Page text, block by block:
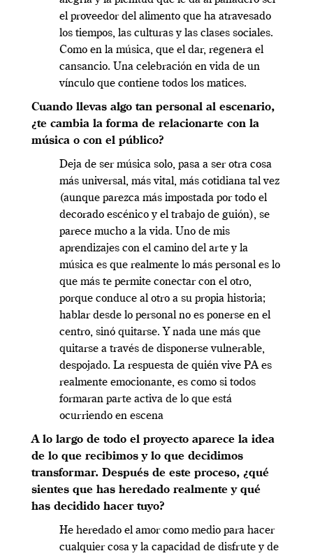
el proveedor del alimento que ha atravesado
los tiempos, las culturas y las clases sociales.
Como en la música, que el dar, regenera el
cansancio. Una celebración en vida de un
vínculo que contiene todos los matices.
Cuando llevas algo tan personal al escenario,
¿te cambia la forma de relacionarte con la
música o con el público?
Deja de ser música solo, pasa a ser otra cosa
más universal, más vital, más cotidiana tal vez
(aunque parezca más impostada por todo el
decorado escénico y el trabajo de guión), se
parece mucho a la vida. Uno de mis
aprendizajes con el camino del arte y la
música es que realmente lo más personal es lo
que más te permite conectar con el otro,
porque conduce al otro a su propia historia;
hablar desde lo personal no es ponerse en el
centro, sinó quitarse. Y nada une más que
quitarse a través de disponerse vulnerable,
despojado. La respuesta de quién vive PA es
realmente emocionante, es como si todos
formaran parte activa de lo que está
ocurriendo en escena
A lo largo de todo el proyecto aparece la idea
de lo que recibimos y lo que decidimos
transformar. Después de este proceso, ¿qué
sientes que has heredado realmente y qué
has decidido hacer tuyo?
He heredado el amor como medio para hacer
cualquier cosa y la capacidad de disfrute y de